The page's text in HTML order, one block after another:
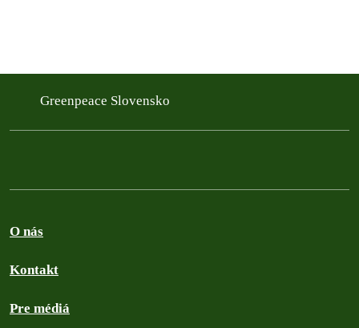
Greenpeace Slovensko
O nás
Kontakt
Pre médiá